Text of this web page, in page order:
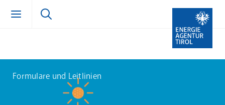
Formulare und Leitlinien